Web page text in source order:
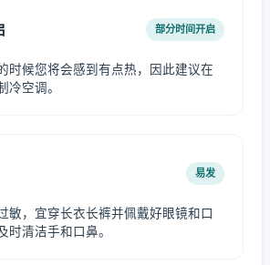
部分时间开启
时候您将会感到有点热，因此建议在
冷空调。
易发
敏，宜穿长衣长裤并佩戴好眼镜和口
时清洁手和口鼻。